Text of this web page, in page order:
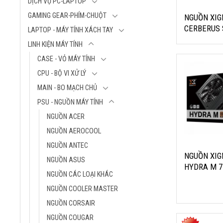
GAMING GEAR-PHÍM-CHUỘT
LAPTOP - MÁY TÍNH XÁCH TAY
LINH KIỆN MÁY TÍNH
CASE - VỎ MÁY TÍNH
CPU - BỘ VI XỬ LÝ
MAIN - BO MẠCH CHỦ
PSU - NGUỒN MÁY TÍNH
NGUỒN ACER
NGUỒN AEROCOOL
NGUỒN ANTEC
NGUỒN ASUS
NGUỒN CÁC LOẠI KHÁC
NGUỒN COOLER MASTER
NGUỒN CORSAIR
NGUỒN COUGAR
Kích thước
Fan
NGUỒN
HYDRA M
750W – 80
BRONZE
MODULAR
Thương hiệu:
Hiệu suất: 85%
Kích thước: 85
NGUỒN
HYDRA M